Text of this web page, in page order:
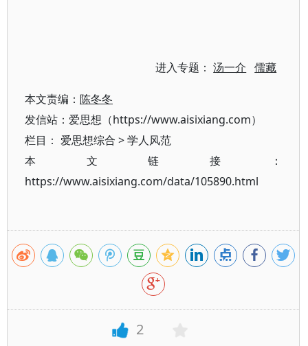
进入专题：汤一介 儒藏
本文责编： 陈冬冬
发信站：爱思想（https://www.aisixiang.com）
栏目： 爱思想综合 >学人风范
本文链接：
https://www.aisixiang.com/data/105890.html
2